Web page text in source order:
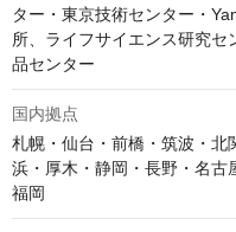
ター・東京技術センター・
所、ライフサイエンス研究
品センター
国内拠点
札幌・仙台・前橋・筑波・北
浜・厚木・静岡・長野・名古
福岡